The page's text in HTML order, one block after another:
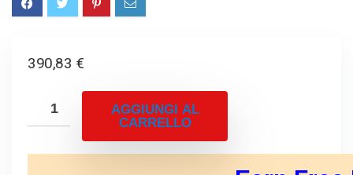
390,83 €
AGGIUNGI AL
CARRELLO